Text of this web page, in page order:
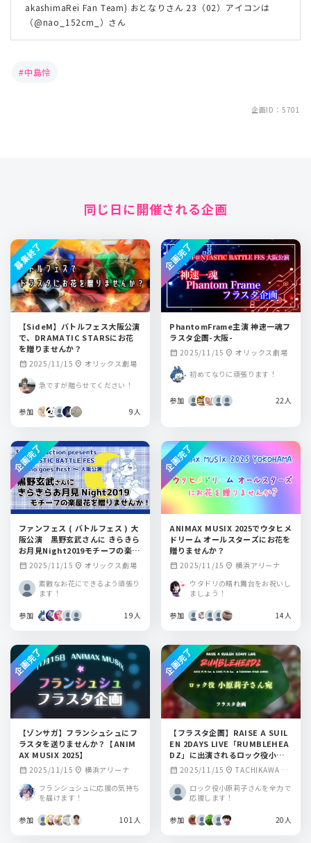
akashimaRei Fan Team) おとなりさん 23（02）アイコンは
（@nao_152cm_）さん
中島怜
企画ID：5701
同じ日に開催される企画
【SideM】バトルフェス大阪公演
で、DRAMATIC STARSにお花
を贈りませんか？
calendar_month 2025/11/15 location_on オリックス劇場
急ですが贈らせてください！
参加 9人
募集終了
PhantomFrame主演 神速一魂フ
ラスタ企画-大阪-
calendar_month 2025/11/15 location_on オリックス劇場
初めてなりに頑張ります！
参加 22人
企画完了
ファンフェス ( バトルフェス ) 大
阪公演 黒野玄武さんに きらきら
お月見Night2019モチーフの楽屋
花を贈りませんか！
calendar_month 2025/11/15 location_on オリックス劇場
素敵なお花にできるよう頑張り
ます！
参加 19人
企画完了
ANIMAX MUSIX 2025でウタヒメ
ドリーム オールスターズにお花を
贈りませんか？
calendar_month 2025/11/15 location_on 横浜アリーナ
ウタドリの晴れ舞台をお祝いし
ましょう！
参加 14人
企画完了
【ゾンサガ】フランシュシュにフ
ラスタを送りませんか？【ANIM
AX MUSIX 2025】
calendar_month 2025/11/15 location_on 横浜アリーナ
フランシュシュに応援の気持ち
を届けます！
参加 101人
企画完了
【フラスタ企画】RAISE A SUIL
EN 2DAYS LIVE「RUMBLEHEA
DZ」に出演されるロック役小原莉
子さんにフラスタを贈りません
か？
calendar_month 2025/11/15 location_on TACHIKAWA ST
ロック役小原莉子さんを全力で
応援します！
参加 20人
企画完了